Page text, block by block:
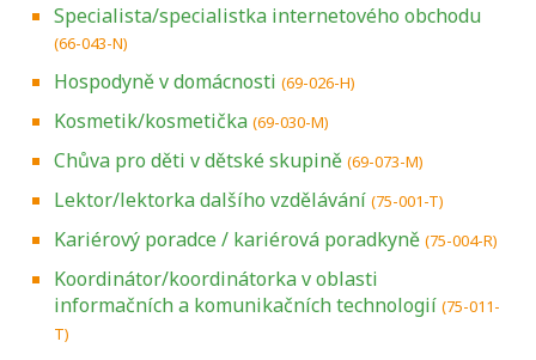
Specialista/specialistka internetového obchodu
(66-043-N)
Hospodyně v domácnosti (69-026-H)
Kosmetik/kosmetička (69-030-M)
Chůva pro děti v dětské skupině (69-073-M)
Lektor/lektorka dalšího vzdělávání (75-001-T)
Kariérový poradce / kariérová poradkyně (75-004-R)
Koordinátor/koordinátorka v oblasti
informačních a komunikačních technologií (75-011-
T)